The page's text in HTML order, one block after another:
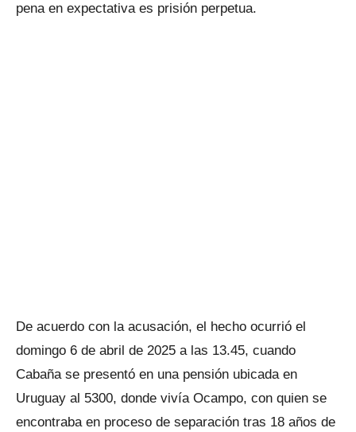
pena en expectativa es prisión perpetua.
De acuerdo con la acusación, el hecho ocurrió el
domingo 6 de abril de 2025 a las 13.45, cuando
Cabaña se presentó en una pensión ubicada en
Uruguay al 5300, donde vivía Ocampo, con quien se
encontraba en proceso de separación tras 18 años de